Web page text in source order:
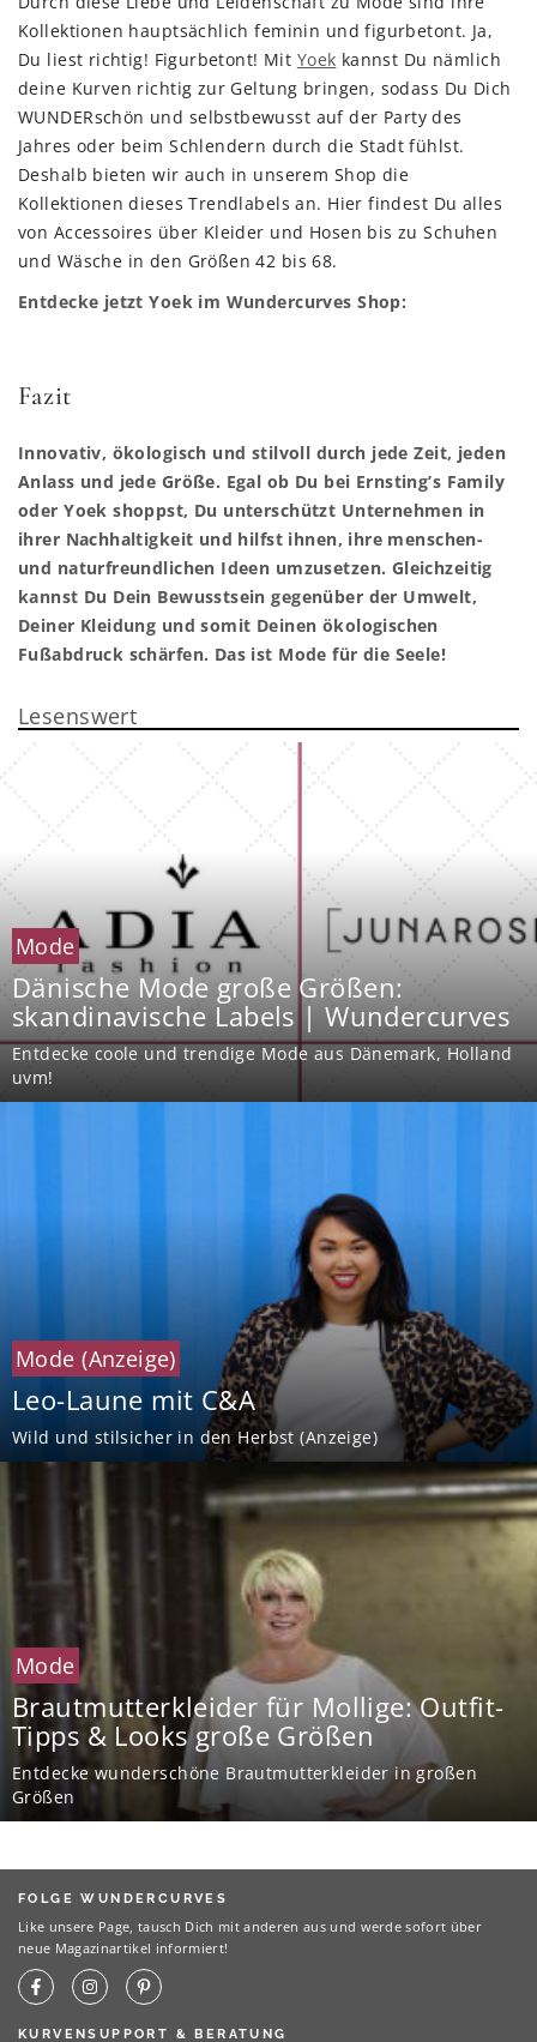
Kollektionen hauptsächlich feminin und figurbetont. Ja,
Du liest richtig! Figurbetont! Mit Yoek kannst Du nämlich
deine Kurven richtig zur Geltung bringen, sodass Du Dich
WUNDERschön und selbstbewusst auf der Party des
Jahres oder beim Schlendern durch die Stadt fühlst.
Deshalb bieten wir auch in unserem Shop die
Kollektionen dieses Trendlabels an. Hier findest Du alles
von Accessoires über Kleider und Hosen bis zu Schuhen
und Wäsche in den Größen 42 bis 68.
Entdecke jetzt Yoek im Wundercurves Shop:
Fazit
Innovativ, ökologisch und stilvoll durch jede Zeit, jeden
Anlass und jede Größe. Egal ob Du bei Ernsting’s Family
oder Yoek shoppst, Du unterschützt Unternehmen in
ihrer Nachhaltigkeit und hilfst ihnen, ihre menschen-
und naturfreundlichen Ideen umzusetzen. Gleichzeitig
kannst Du Dein Bewusstsein gegenüber der Umwelt,
Deiner Kleidung und somit Deinen ökologischen
Fußabdruck schärfen. Das ist Mode für die Seele!
Lesenswert
Mode
Dänische Mode große Größen:
skandinavische Labels | Wundercurves
Entdecke coole und trendige Mode aus Dänemark, Holland
uvm!
Mode (Anzeige)
Leo-Laune mit C&A
Wild und stilsicher in den Herbst (Anzeige)
Mode
Brautmutterkleider für Mollige: Outfit-
Tipps & Looks große Größen
Entdecke wunderschöne Brautmutterkleider in großen
Größen
FOLGE WUNDERCURVES
Like unsere Page, tausch Dich mit anderen aus und werde sofort über
neue Magazinartikel informiert!
KURVENSUPPORT & BERATUNG